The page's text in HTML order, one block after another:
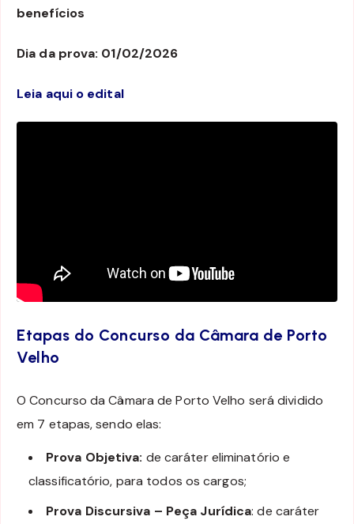
benefícios
Dia da prova: 01/02/2026
Leia aqui o edital
Etapas do Concurso da Câmara de Porto
Velho
O Concurso da Câmara de Porto Velho será dividido
em 7 etapas, sendo elas:
Prova Objetiva: de caráter eliminatório e
classificatório, para todos os cargos;
Prova Discursiva – Peça Jurídica: de caráter